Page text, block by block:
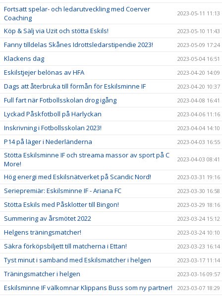
Fortsatt spelar- och ledarutveckling med Coerver
Coaching
2023-05-11 11:13
Köp & Sälj via Uzit och stötta Eskils! 2023-05-10 11:43
Fanny tilldelas Skånes Idrottsledarstipendie 2023! 2023-05-09 17:24
Klackens dag 2023-05-04 16:51
Eskilstjejer belönas av HFA 2023-04-20 14:09
Dags att återbruka till förmån för Eskilsminne IF 2023-04-20 10:37
Full fart när Fotbollsskolan drog igång 2023-04-08 16:41
Lyckad Påskfotboll på Harlyckan 2023-04-06 11:16
Inskrivning i Fotbollsskolan 2023! 2023-04-04 14:10
P14 på läger i Nederländerna 2023-04-03 16:55
Stötta Eskilsminne IF och streama massor av sport på C
More!
2023-04-03 08:41
Hög energi med Eskilsnätverket på Scandic Nord! 2023-03-31 19:16
Seriepremiär: Eskilsminne IF - Ariana FC 2023-03-30 16:58
Stötta Eskils med Påsklotter till Bingon! 2023-03-29 18:16
Summering av årsmötet 2022 2023-03-24 15:12
Helgens träningsmatcher! 2023-03-24 10:10
Säkra förköpsbiljett till matcherna i Ettan! 2023-03-23 16:14
Tyst minut i samband med Eskilsmatcher i helgen 2023-03-17 11:14
Träningsmatcher i helgen 2023-03-16 09:57
Eskilsminne IF välkomnar Klippans Buss som ny partner! 2023-03-07 18:29